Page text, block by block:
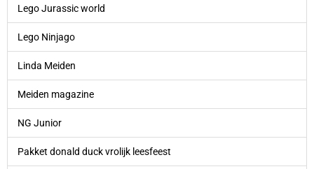
Lego Jurassic world
Lego Ninjago
Linda Meiden
Meiden magazine
NG Junior
Pakket donald duck vrolijk leesfeest